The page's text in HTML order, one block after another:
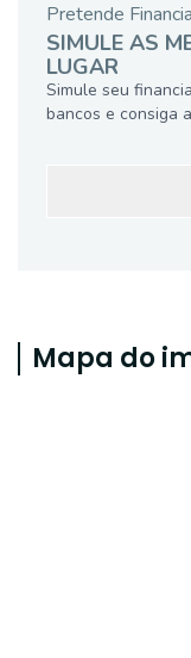
Pretende
SIMULE AS
LUGAR
Simule seu
bancos e consiga
Mapa do